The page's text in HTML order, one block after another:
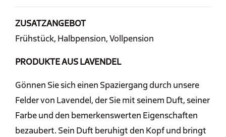
ZUSATZANGEBOT
Frühstück, Halbpension, Vollpension
PRODUKTE AUS LAVENDEL
Gönnen Sie sich einen Spaziergang durch unsere
Felder von Lavendel, der Sie mit seinem Duft, seiner
Farbe und den bemerkenswerten Eigenschaften
bezaubert. Sein Duft beruhigt den Kopf und bringt